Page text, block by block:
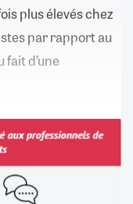
plus élevés chez
par rapport au
d’une